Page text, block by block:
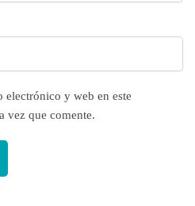
electrónico y web en este
vez que comente.